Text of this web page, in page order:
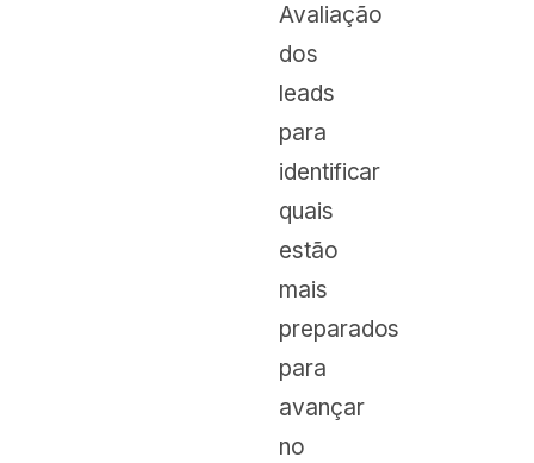
Avaliação
dos
leads
para
identificar
quais
estão
mais
preparados
para
avançar
no